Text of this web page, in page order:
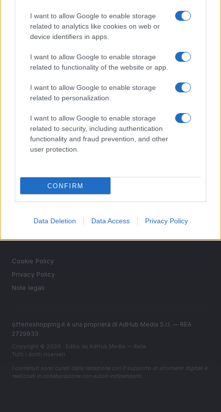
I want to allow Google to enable storage
related to analytics like cookies on web or
device identifiers in apps.
I want to allow Google to enable storage
related to functionality of the website or app.
I want to allow Google to enable storage
related to personalization.
I want to allow Google to enable storage
related to security, including authentication
functionality and fraud prevention, and other
user protection.
CONFIRM
Data Deletion Data Access Privacy Policy
orari negozi e viaggi convenienti.
SEZIONI
Guide shopping
Orari di Apertura Negozi
Abbigliamento
Contattaci
Cookie Policy
Privacy Policy
Note legali
offerteshopping.it è una proprietà di AdHub Media S.r.l. — REA
2729933
Copyright © 2026 · Edito da AdHub Media — Italia
Tutti i diritti riservati
I contenuti sono curati dalla redazione con il supporto di strumenti digitali e
realizzati in collaborazione con autori indipendenti.